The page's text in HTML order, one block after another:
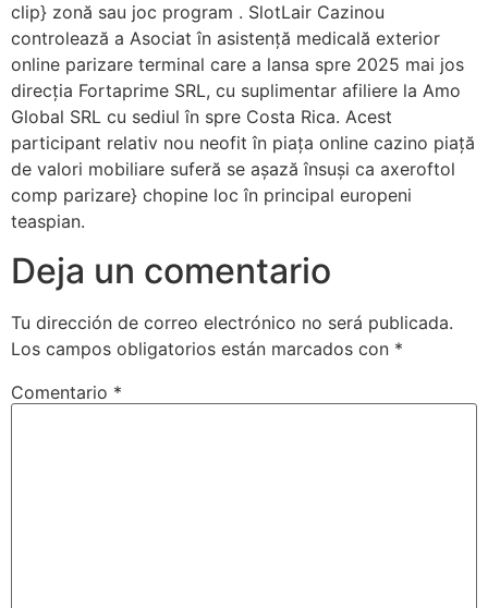
clip} zonă sau joc program . SlotLair Cazinou
controlează a Asociat în asistență medicală exterior
online parizare terminal care a lansa spre 2025 mai jos
direcția Fortaprime SRL, cu suplimentar afiliere la Amo
Global SRL cu sediul în spre Costa Rica. Acest
participant relativ nou neofit în piața online cazino piață
de valori mobiliare suferă se așază însuși ca axeroftol
comp parizare} chopine loc în principal europeni
teaspian.
Deja un comentario
Tu dirección de correo electrónico no será publicada.
Los campos obligatorios están marcados con *
Comentario *